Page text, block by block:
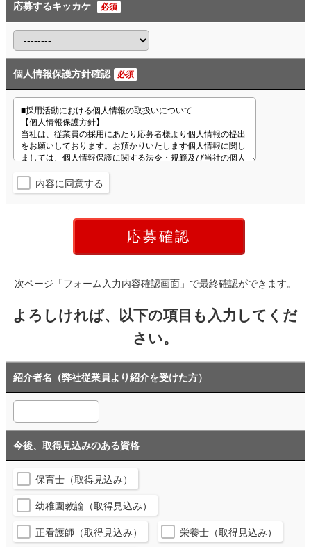
応募するキッカケ 必須
個人情報保護方針確認 必須
内容に同意する
次ページ「フォーム入力内容確認画面」で最終確認ができます。
よろしければ、以下の項目も入力してくだ
さい。
紹介者名（弊社従業員より紹介を受けた方）
今後、取得見込みのある資格
保育士（取得見込み）
幼稚園教諭（取得見込み）
正看護師（取得見込み） 栄養士（取得見込み）